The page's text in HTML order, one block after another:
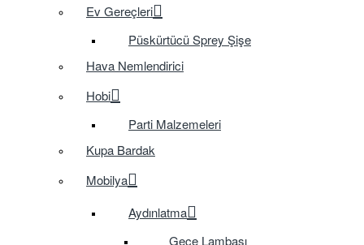
Ev Gereçleri
Püskürtücü Sprey Şişe
Hava Nemlendirici
Hobi
Parti Malzemeleri
Kupa Bardak
Mobilya
Aydınlatma
Gece Lambası